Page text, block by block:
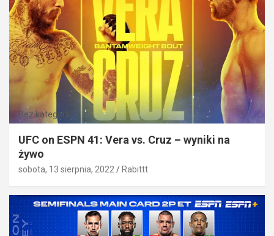
Bez kategorii
UFC on ESPN 41: Vera vs. Cruz – wyniki na
żywo
sobota, 13 sierpnia, 2022 Rabittt